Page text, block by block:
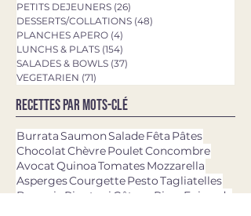
PETITS DEJEUNERS (26)
DESSERTS/COLLATIONS (48)
PLANCHES APERO (4)
LUNCHS & PLATS (154)
SALADES & BOWLS (37)
VEGETARIEN (71)
Recettes par mots-clé
BurrataSaumonSaladeFêta Pâtes
ChocolatChèvrePouletConcombre
AvocatQuinoaTomatesMozzarella
AspergesCourgettePestoTagliatelles
Brownie
Rigatoni Gâteau Pizza
Epinards